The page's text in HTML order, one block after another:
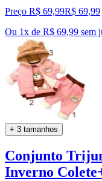
Preço R$ 69,99R$ 69,99
Ou 1x de R$ 69,99 sem
+ 3 tamanhos
Conjunto
Inverno